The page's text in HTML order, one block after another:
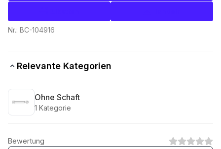
Nr.: BC-104916
Relevante Kategorien
Ohne Schaft
1 Kategorie
Bewertung